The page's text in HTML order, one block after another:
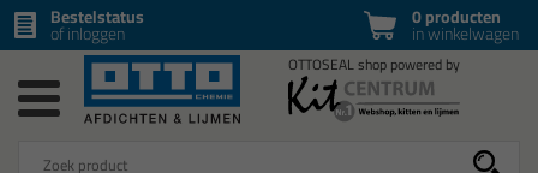
0 producten
in winkelwagen
Bestelstatus
of inloggen